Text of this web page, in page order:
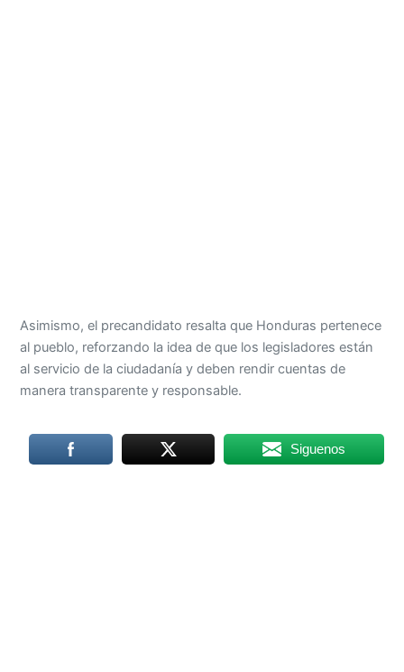
Asimismo, el precandidato resalta que Honduras pertenece
al pueblo, reforzando la idea de que los legisladores están
al servicio de la ciudadanía y deben rendir cuentas de
manera transparente y responsable.
Siguenos